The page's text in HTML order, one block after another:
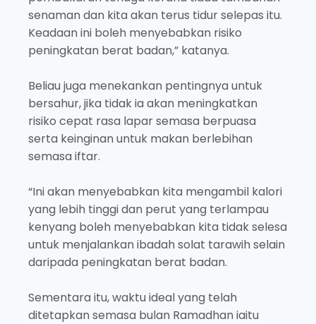
senaman dan kita akan terus tidur selepas itu.
Keadaan ini boleh menyebabkan risiko
peningkatan berat badan,” katanya.
Beliau juga menekankan pentingnya untuk
bersahur, jika tidak ia akan meningkatkan
risiko cepat rasa lapar semasa berpuasa
serta keinginan untuk makan berlebihan
semasa iftar.
“Ini akan menyebabkan kita mengambil kalori
yang lebih tinggi dan perut yang terlampau
kenyang boleh menyebabkan kita tidak selesa
untuk menjalankan ibadah solat tarawih selain
daripada peningkatan berat badan.
Sementara itu, waktu ideal yang telah
ditetapkan semasa bulan Ramadhan iaitu